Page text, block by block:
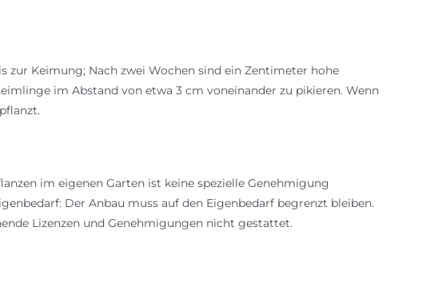
zur Keimung; Nach zwei Wochen sind ein Zentimeter hohe
im Abstand von etwa 3 cm voneinander zu pikieren. Wenn
im eigenen Garten ist keine spezielle Genehmigung
Der Anbau muss auf den Eigenbedarf begrenzt bleiben.
Lizenzen und Genehmigungen nicht gestattet.